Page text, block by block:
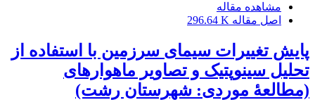
مشاهده مقاله
اصل مقاله 296.64 K
پایش تغییرات سیمای ‏سرزمین با استفاده از
تحلیل سینوپتیک و تصاویر ‏ماهواره‏ای
(مطالعۀ موردی: شهرستان رشت)